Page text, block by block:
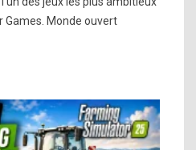
Games. Monde ouvert